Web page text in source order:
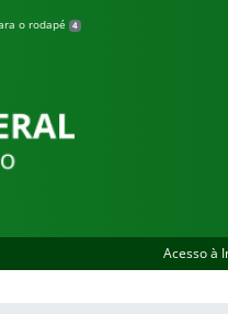
o rodapé 4
Acesso à